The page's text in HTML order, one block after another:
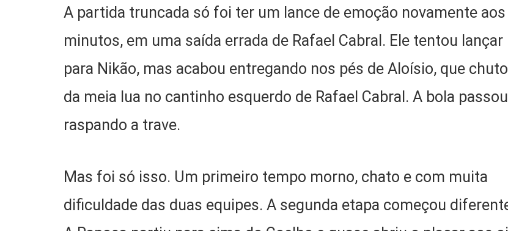
A partida truncada só foi ter um lance de emoção novamente
minutos, em uma saída errada de Rafael Cabral. Ele tentou lançar
para Nikão, mas acabou entregando nos pés de Aloísio, que
da meia lua no cantinho esquerdo de Rafael Cabral. A bola passou
raspando a trave.
Mas foi só isso. Um primeiro tempo morno, chato e com muita
dificuldade das duas equipes. A segunda etapa começou